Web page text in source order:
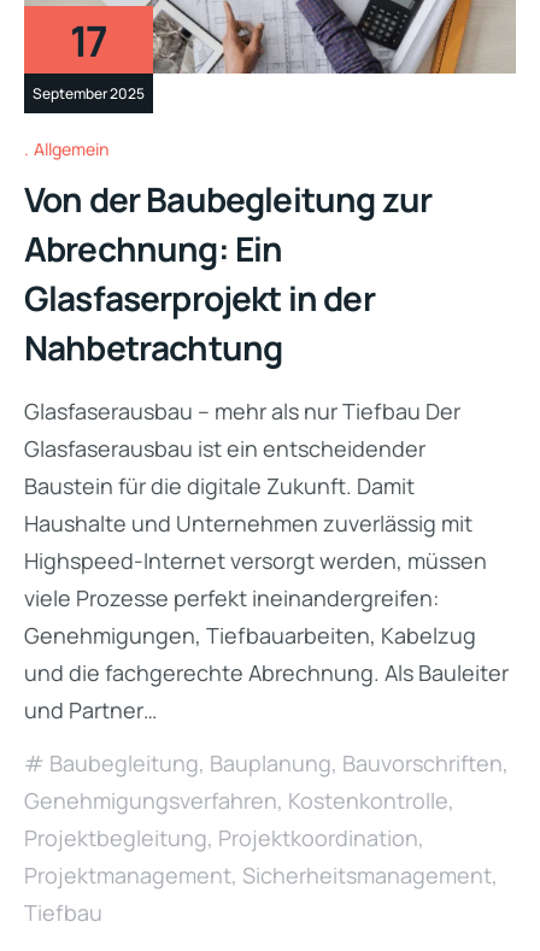
17
September 2025
Allgemein
Von der Baubegleitung zur
Abrechnung: Ein
Glasfaserprojekt in der
Nahbetrachtung
Glasfaserausbau – mehr als nur Tiefbau Der
Glasfaserausbau ist ein entscheidender
Baustein für die digitale Zukunft. Damit
Haushalte und Unternehmen zuverlässig mit
Highspeed-Internet versorgt werden, müssen
viele Prozesse perfekt ineinandergreifen:
Genehmigungen, Tiefbauarbeiten, Kabelzug
und die fachgerechte Abrechnung. Als Bauleiter
und Partner…
Baubegleitung, Bauplanung, Bauvorschriften,
Genehmigungsverfahren, Kostenkontrolle,
Projektbegleitung, Projektkoordination,
Projektmanagement, Sicherheitsmanagement,
Tiefbau